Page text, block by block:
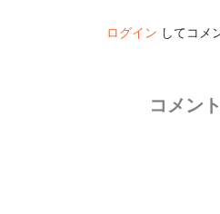
ログイン してコメ
コメン